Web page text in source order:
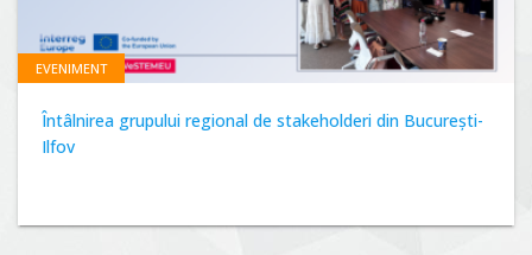
EVENIMENT
Întâlnirea grupului regional de stakeholderi din București-
Ilfov